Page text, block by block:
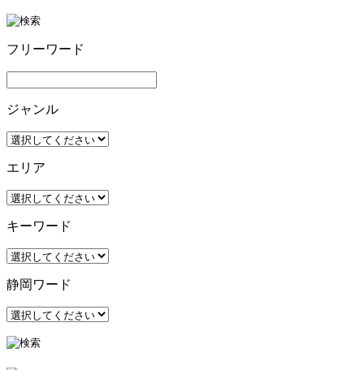
フリーワード
ジャンル
エリア
キーワード
静岡ワード